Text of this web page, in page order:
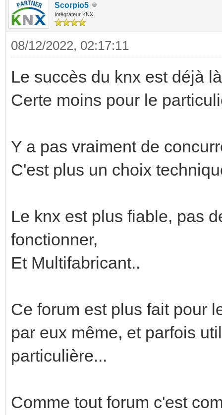
Scorpio5
Intégrateur KNX
08/12/2022, 02:17:11
Le succès du knx est déjà
Certe moins pour le
Y a pas vraiment de
C'est plus un choix
Le knx est plus fiable, pas
fonctionner,
Et Multifabricant..
Ce forum est plus fait pour
par eux même, et parfois
particulière...
Comme tout forum c'est